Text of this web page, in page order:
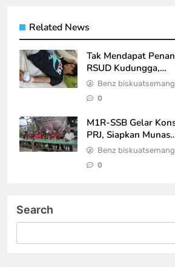
Related News
Tak Mendapat
RSUD Kudungga,…
Benz
0
M1R-SSB Gelar
PRJ, Siapkan
Benz
0
Search